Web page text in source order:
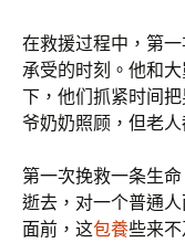
在救援过程中，第
承受的时刻。他和
下，他们抓紧时间
爷奶奶照顾，但老
第一次挽救一条生
逝去，对一个普通
面前，这包養些来